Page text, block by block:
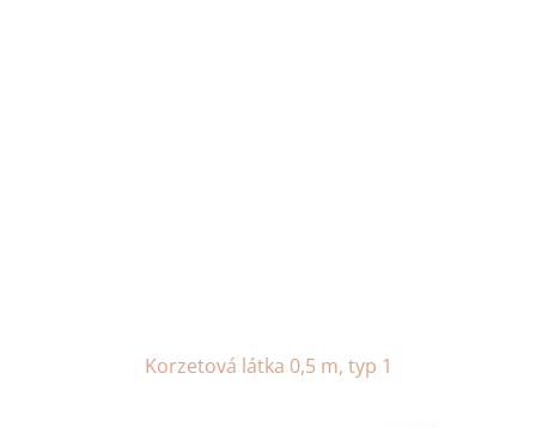
Korzetová látka 0,5 m, typ 1